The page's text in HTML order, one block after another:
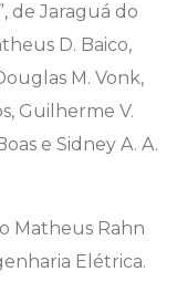
de Jaraguá do
D. Baico,
M. Vonk,
Guilherme V.
e Sidney A. A.
Matheus Rahn
Elétrica.